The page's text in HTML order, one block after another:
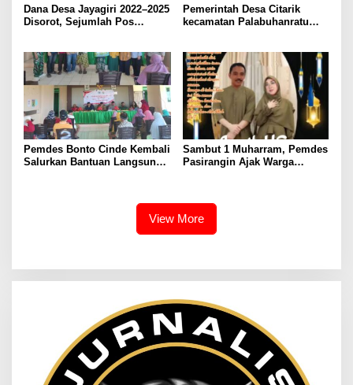
Dana Desa Jayagiri 2022–2025
Disorot, Sejumlah Pos
Pemerintah Desa Citarik
kecamatan Palabuhanratu
Pemdes Bonto Cinde Kembali
Salurkan Bantuan Langsung
​Sambut 1 Muharram, Pemdes
Pasirangin Ajak Warga
View More